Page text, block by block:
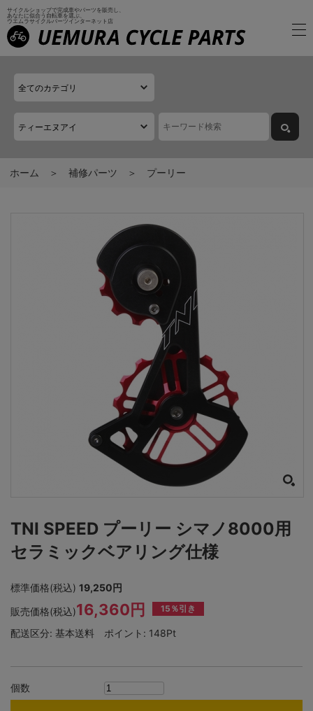
サイクルショップで完成車やパーツを販売し、
あなたに似合う自転車を選ぶ、
ウエムラサイクルパーツインターネット店
ホーム 補修パーツ プーリー
TNI SPEED プーリー シマノ8000用
セラミックベアリング仕様
標準価格(税込) 19,250円
販売価格(税込)16,360円 15％引き
配送区分: 基本送料 ポイント: 148Pt
個数